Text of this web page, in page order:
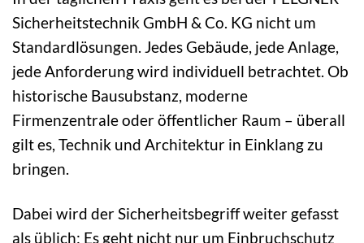
Sicherheitstechnik GmbH & Co. KG nicht um
Standardlösungen. Jedes Gebäude, jede Anlage,
jede Anforderung wird individuell betrachtet. Ob
historische Bausubstanz, moderne
Firmenzentrale oder öffentlicher Raum – überall
gilt es, Technik und Architektur in Einklang zu
bringen.
Dabei wird der Sicherheitsbegriff weiter gefasst
als üblich: Es geht nicht nur um Einbruchschutz